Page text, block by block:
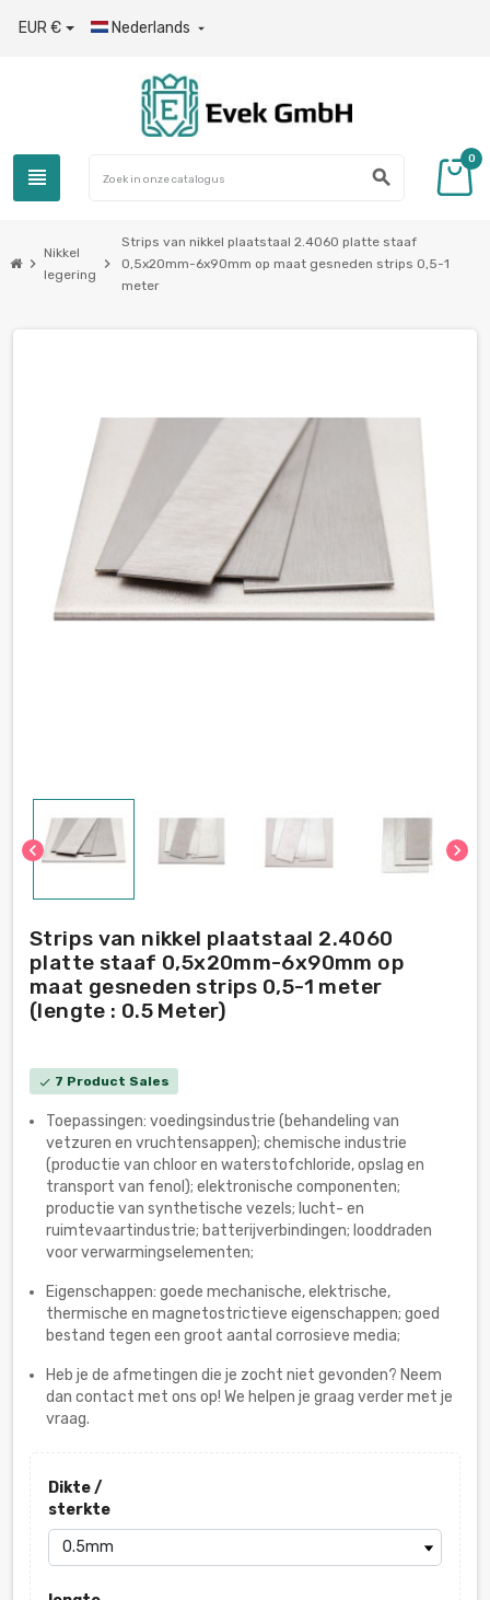
EUR € Nederlands 
view_headline search
0
chevron_right
Nikkel
legering
chevron_right
Strips van nikkel plaatstaal 2.4060 platte staaf
0,5x20mm-6x90mm op maat gesneden strips 0,5-1
meter
chevron_left chevron_right
Strips van nikkel plaatstaal 2.4060
platte staaf 0,5x20mm-6x90mm op
maat gesneden strips 0,5-1 meter
(lengte : 0.5 Meter)
check 7 Product Sales
Toepassingen: voedingsindustrie (behandeling van
vetzuren en vruchtensappen); chemische industrie
(productie van chloor en waterstofchloride, opslag en
transport van fenol); elektronische componenten;
productie van synthetische vezels; lucht- en
ruimtevaartindustrie; batterijverbindingen; looddraden
voor verwarmingselementen;
Eigenschappen: goede mechanische, elektrische,
thermische en magnetostrictieve eigenschappen; goed
bestand tegen een groot aantal corrosieve media;
Heb je de afmetingen die je zocht niet gevonden? Neem
dan contact met ons op! We helpen je graag verder met je
vraag.
Dikte /
sterkte